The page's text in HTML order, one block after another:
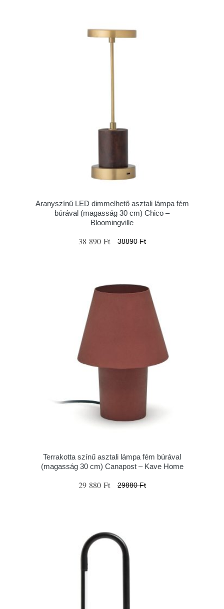
Aranyszínű LED dimmelhető asztali lámpa fém
búrával (magasság 30 cm) Chico –
Bloomingville
38 890 Ft 38890 Ft
Terrakotta színű asztali lámpa fém búrával
(magasság 30 cm) Canapost – Kave Home
29 880 Ft 29880 Ft